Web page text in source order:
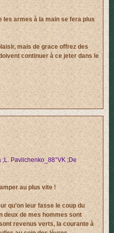
armes à la main se fera plus
mais de grace offrez des
continuer à ce jeter dans le
Pavlichenko_88°VK ;De
au plus vite !
qu'on leur fasse le coup du
deux de mes hommes sont
revenus verts, la courante à